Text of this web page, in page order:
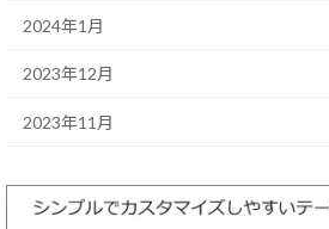
2024年1月
2023年12月
2023年11月